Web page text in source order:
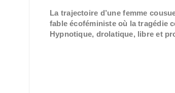
La trajectoire d’une femme
fable écoféministe où la tragédie
Hypnotique, drolatique, libre et